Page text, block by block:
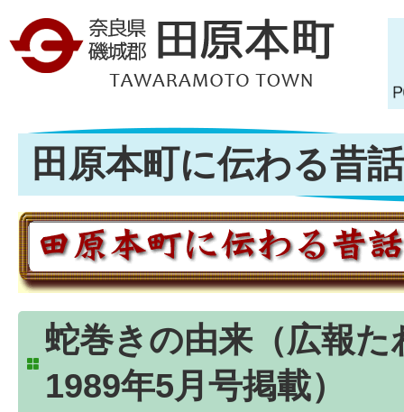
田原本町に伝わる昔
蛇巻きの由来（広報た
1989年5月号掲載）